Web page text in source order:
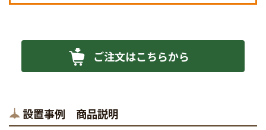
ご注文はこちらから
設置事例 商品説明